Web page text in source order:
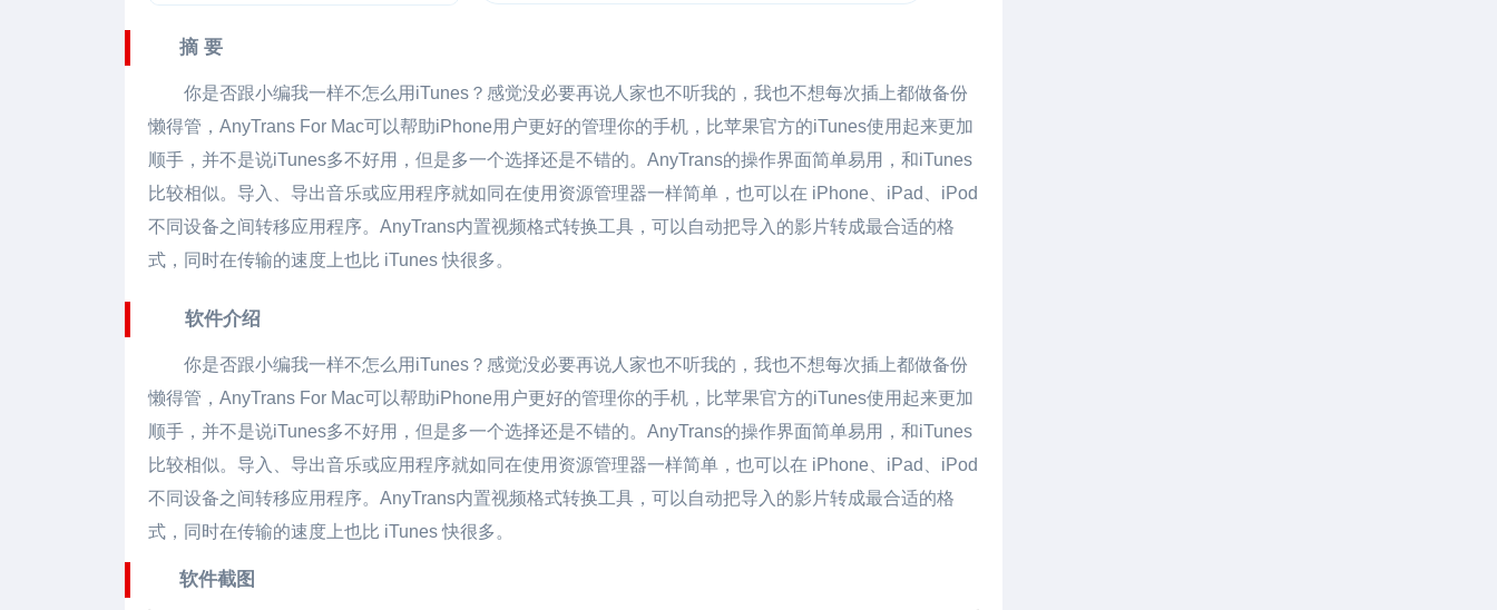
摘 要
你是否跟小编我一样不怎么用iTunes？感觉没必要再说人家也不听我的，我也不想每次插上都做备份
懒得管， AnyTrans For Mac可以帮助iPhone用户更好的管理你的手机，比苹果官方的iTunes使用起来更加
顺手，并不是说iTunes多不好用，但是多一个选择还是不错的。AnyTrans的操作界面简单易用，和iTunes
比较相似。导入、导出音乐或应用程序就如同在使用资源管理器一样简单，也可以在 iPhone、iPad、iPod
不同设备之间转移应用程序。AnyTrans内置视频格式转换工具，可以自动把导入的影片转成最合适的格
式，同时在传输的速度上也比 iTunes 快很多。
软件介绍
你是否跟小编我一样不怎么用iTunes？感觉没必要再说人家也不听我的，我也不想每次插上都做备份
懒得管， AnyTrans For Mac可以帮助iPhone用户更好的管理你的手机，比苹果官方的iTunes使用起来更加
顺手，并不是说iTunes多不好用，但是多一个选择还是不错的。AnyTrans的操作界面简单易用，和iTunes
比较相似。导入、导出音乐或应用程序就如同在使用资源管理器一样简单，也可以在 iPhone、iPad、iPod
不同设备之间转移应用程序。AnyTrans内置视频格式转换工具，可以自动把导入的影片转成最合适的格
式，同时在传输的速度上也比 iTunes 快很多。
软件截图